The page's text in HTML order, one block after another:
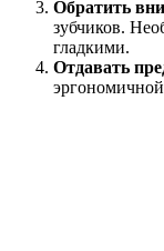
Обратить
зубчиков.
гладкими.
Отдавать